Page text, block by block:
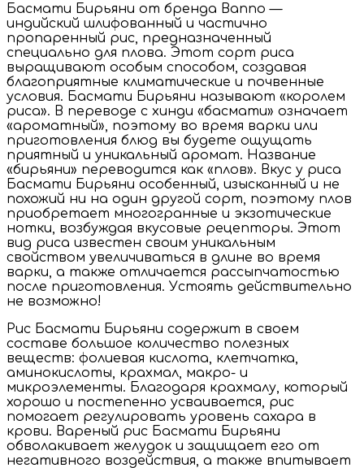
Басмати Бирьяни от бренда Banno —
индийский шлифованный и частично
пропаренный рис, предназначенный
специально для плова. Этот сорт риса
выращивают особым способом, создавая
благоприятные климатические и почвенные
условия. Басмати Бирьяни называют «королем
риса». В переводе с хинди «басмати» означает
«ароматный», поэтому во время варки или
приготовления блюд вы будете ощущать
приятный и уникальный аромат. Название
«бирьяни» переводится как «плов». Вкус у риса
Басмати Бирьяни особенный, изысканный и не
похожий ни на один другой сорт, поэтому плов
приобретает многогранные и экзотические
нотки, возбуждая вкусовые рецепторы. Этот
вид риса известен своим уникальным
свойством увеличиваться в длине во время
варки, а также отличается рассыпчатостью
после приготовления. Устоять действительно
не возможно!
Рис Басмати Бирьяни содержит в своем
составе большое количество полезных
веществ: фолиевая кислота, клетчатка,
аминокислоты, крахмал, макро- и
микроэлементы. Благодаря крахмалу, который
хорошо и постепенно усваивается, рис
помогает регулировать уровень сахара в
крови. Вареный рис Басмати Бирьяни
обволакивает желудок и защищает его от
негативного воздействия, а также впитывает